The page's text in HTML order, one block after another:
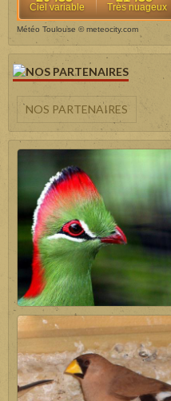
Météo Toulouse © meteocity.com
NOS PARTENAIRES